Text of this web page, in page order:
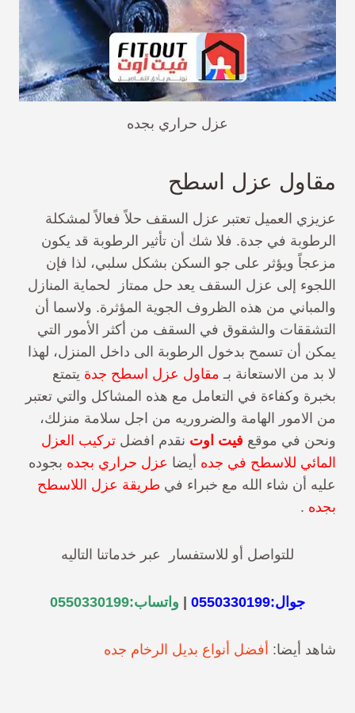
عزل حراري بجده
مقاول عزل اسطح
عزيزي العميل تعتبر عزل السقف حلاً فعالاً لمشكلة
الرطوبة في جدة. فلا شك أن تأثير الرطوبة قد يكون
مزعجاً ويؤثر على جو السكن بشكل سلبي، لذا فإن
اللجوء إلى عزل السقف يعد حل ممتاز لحماية المنازل
والمباني من هذه الظروف الجوية المؤثرة. ولاسما أن
التشققات والشقوق في السقف من أكثر الأمور التي
يمكن أن تسمح بدخول الرطوبة الى داخل المنزل، لهذا
لا بد من الاستعانة بـ مقاول عزل اسطح جدة يتمتع
بخبرة وكفاءة في التعامل مع هذه المشاكل والتي تعتبر
من الامور الهامة والضروريه من اجل سلامة منزلك،
ونحن في موقع فيت اوت نقدم افضل تركيب العزل
المائي للاسطح في جده أيضا عزل حراري بجده بجوده
عليه أن شاء الله مع خبراء في طريقة عزل اللاسطح
بجده .
للتواصل أو للاستفسار عبر خدماتنا التاليه
جوال:0550330199 واتساب:0550330199
شاهد أيضا: أفضل أنواع بديل الرخام جده